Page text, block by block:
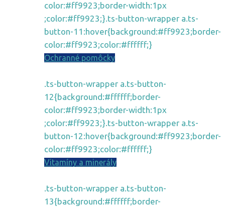
color:#ff9923;border-width:1px
;color:#ff9923;}.ts-button-wrapper a.ts-
button-11:hover{background:#ff9923;border-
color:#ff9923;color:#ffffff;}
Ochranné pomôcky
.ts-button-wrapper a.ts-button-
12{background:#ffffff;border-
color:#ff9923;border-width:1px
;color:#ff9923;}.ts-button-wrapper a.ts-
button-12:hover{background:#ff9923;border-
color:#ff9923;color:#ffffff;}
Vitamíny a minerály
.ts-button-wrapper a.ts-button-
13{background:#ffffff;border-